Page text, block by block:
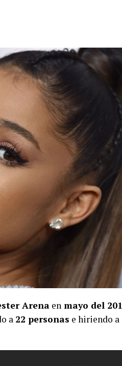
Arena en mayo del
a 22 personas e hiriendo a